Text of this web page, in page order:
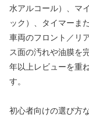
水アルコール）、マ
ック）、タイマーま
車両のフロント／リ
ス面の汚れや油膜を
年以上レビューを重
す。
初心者向けの選び方